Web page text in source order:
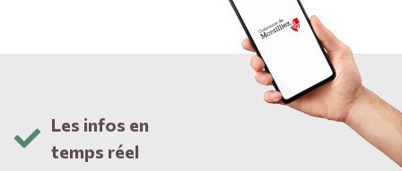
Les infos en
temps réel